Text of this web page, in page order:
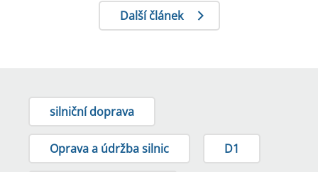
Další článek
silniční doprava
Oprava a údržba silnic D1